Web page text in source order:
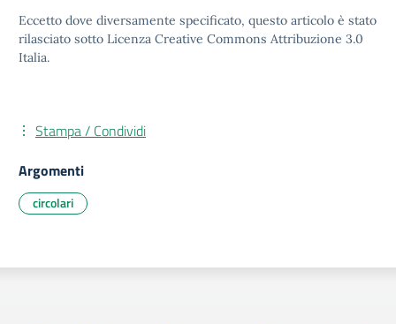
Eccetto dove diversamente specificato, questo articolo è stato
rilasciato sotto Licenza Creative Commons Attribuzione 3.0
Italia.
Stampa / Condividi
Argomenti
circolari